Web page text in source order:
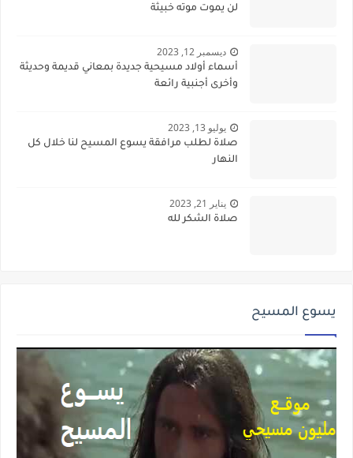
لن يموت موته خبيثة
ديسمبر 12, 2023
أسماء أولاد مسيحية جديدة بمعاني قديمة وحديثة
وأخرى أجنبية رائعة
يوليو 13, 2023
صلاة لطلب مرافقة يسوع المسيح لنا خلال كل
النهار
يناير 21, 2023
صلاة الشكر لله
يسوع المسيح